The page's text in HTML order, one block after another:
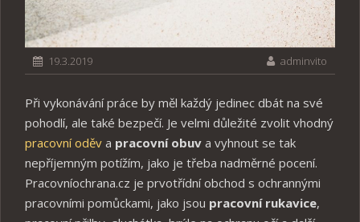
19.3.2019 adminvito
Při vykonávání práce by měl každý jedinec dbát na své
pohodlí, ale také bezpečí. Je velmi důležité zvolit vhodný
pracovní oděv a pracovní obuv a vyhnout se tak
nepříjemným potížím, jako je třeba nadměrné pocení.
Pracovníochrana.cz je prvotřídní obchod s ochrannými
pracovními pomůckami, jako jsou pracovní rukavice,